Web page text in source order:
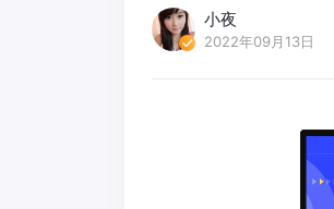
小夜
2022年09月13日